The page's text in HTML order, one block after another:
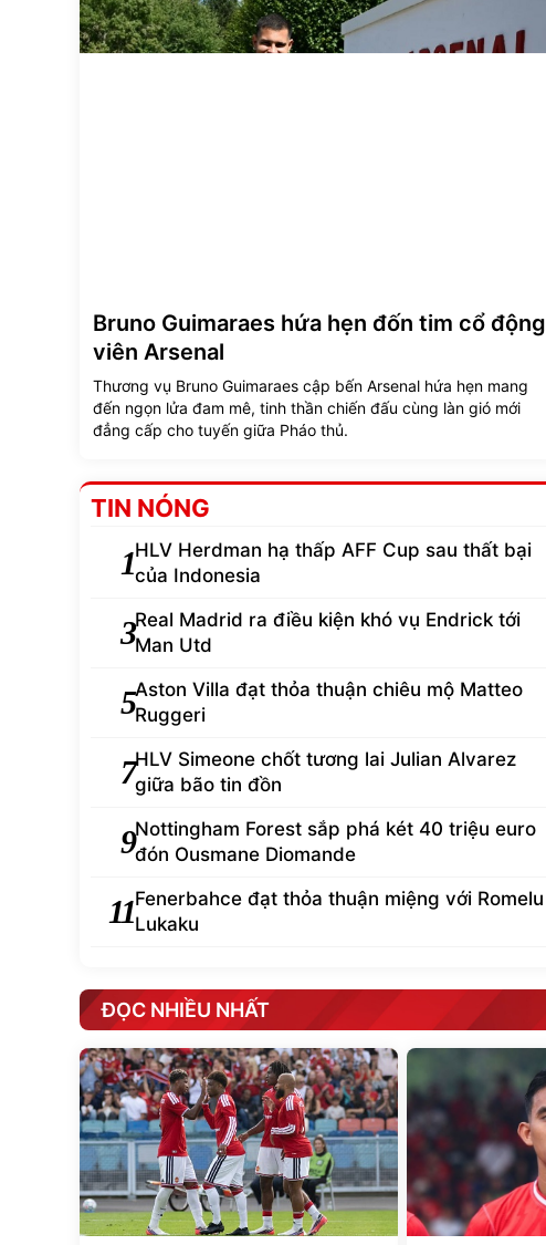
Bruno Guimaraes hứa hẹn đốn tim cổ động
viên Arsenal
Thương vụ Bruno Guimaraes cập bến Arsenal hứa hẹn mang
đến ngọn lửa đam mê, tinh thần chiến đấu cùng làn gió mới
đẳng cấp cho tuyến giữa Pháo thủ.
TIN NÓNG
1HLV Herdman hạ thấp AFF Cup sau thất bại
của Indonesia
3Real Madrid ra điều kiện khó vụ Endrick tới
Man Utd
5Aston Villa đạt thỏa thuận chiêu mộ Matteo
Ruggeri
7HLV Simeone chốt tương lai Julian Alvarez
giữa bão tin đồn
9Nottingham Forest sắp phá két 40 triệu euro
đón Ousmane Diomande
11Fenerbahce đạt thỏa thuận miệng với Romelu
Lukaku
ĐỌC NHIỀU NHẤT